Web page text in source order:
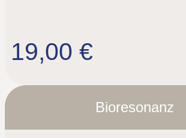
19,00 €
Bioresonanz